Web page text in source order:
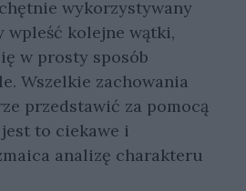
wykorzystywany
wpleść kolejne wątki,
w prosty sposób
Wszelkie zachowania
przedstawić za pomocą
to ciekawe i
analizę charakteru